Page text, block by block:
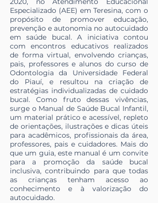
Especializado (AEE) em Teresina, com o
propósito de promover educação,
prevenção e autonomia no autocuidado
em saúde bucal. A iniciativa contou
com encontros educativos realizados
de forma virtual, envolvendo crianças,
pais, professores e alunos do curso de
Odontologia da Universidade Federal
do Piauí, e resultou na criação de
estratégias individualizadas de cuidado
bucal. Como fruto dessas vivências,
surge o Manual de Saúde Bucal Infantil,
um material prático e acessível, repleto
de orientações, ilustrações e dicas úteis
para acadêmicos, profissionais da área,
professores, pais e cuidadores. Mais do
que um guia, este manual é um convite
para a promoção da saúde bucal
inclusiva, contribuindo para que todas
as crianças tenham acesso ao
conhecimento e à valorização do
autocuidado.